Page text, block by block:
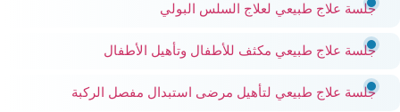
جلسة علاج طبيعي لعلاج السلس البولي
جلسة علاج طبيعي مكثف للأطفال وتأهيل الأطفال
جلسة علاج طبيعي لتأهيل مرضى استبدال مفصل الركبة